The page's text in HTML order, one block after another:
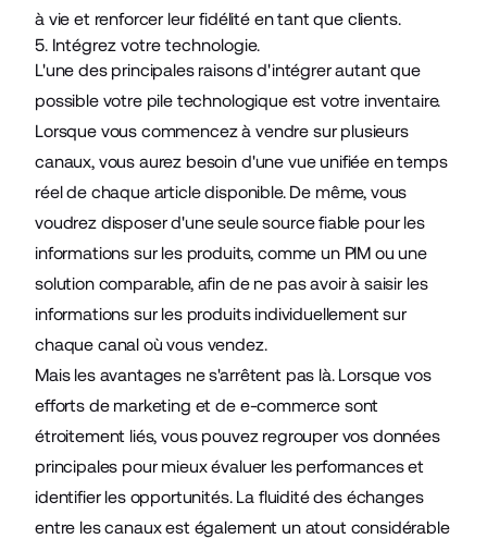
à vie et renforcer leur fidélité en tant que clients.
5. Intégrez votre technologie.
L'une des principales raisons d'intégrer autant que
possible votre pile technologique est votre inventaire.
Lorsque vous commencez à vendre sur plusieurs
canaux, vous aurez besoin d'une vue unifiée en temps
réel de chaque article disponible. De même, vous
voudrez disposer d'une seule source fiable pour les
informations sur les produits, comme un PIM ou une
solution comparable, afin de ne pas avoir à saisir les
informations sur les produits individuellement sur
chaque canal où vous vendez.
Mais les avantages ne s'arrêtent pas là. Lorsque vos
efforts de marketing et de e-commerce sont
étroitement liés, vous pouvez regrouper vos données
principales pour mieux évaluer les performances et
identifier les opportunités. La fluidité des échanges
entre les canaux est également un atout considérable